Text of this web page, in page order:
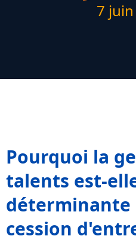
7
Pourquoi la
talents est-
déterminante
cession